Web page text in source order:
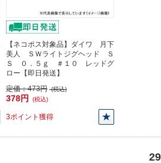
【ネコポス対象品】ダイワ 月下
美人 ＳＷライトジグヘッド Ｓ
Ｓ ０．５ｇ ＃１０ レッドグ
ロー【即日発送】
定価：473円 (税込)
378円 (税込)
3ポイント獲得